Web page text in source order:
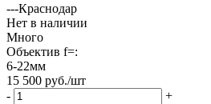
---Краснодар
Нет в наличии
Много
Объектив f=:
6-22мм
15 500 руб./шт
-
+